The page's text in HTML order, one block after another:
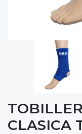
CLASICA